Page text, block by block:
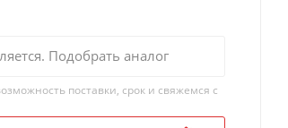
Подобрать аналог
поставки, срок и свяжемся с